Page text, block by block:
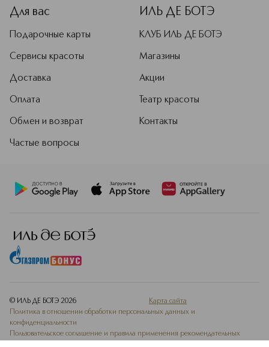
Для вас
Подарочные карты
Сервисы красоты
Доставка
Оплата
Обмен и возврат
Частые вопросы
ИЛЬ ДЕ БОТЭ
КЛУБ ИЛЬ ДЕ БОТЭ
Магазины
Акции
Театр красоты
Контакты
© ИЛЬ ДЕ БОТЭ 2026
Карта сайта
Политика в отношении обработки персональных данных и
конфиденциальности
Пользовательское соглашение и правила применения рекомендательных